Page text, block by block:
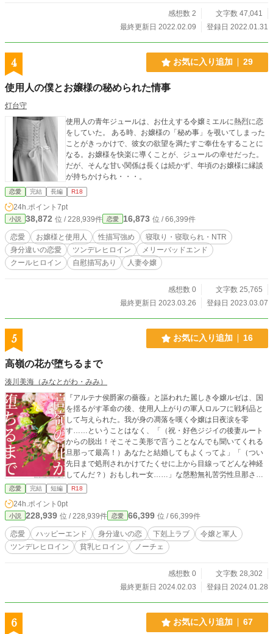
感想数 2
文字数 47,041
最終更新日 2022.02.09
登録日 2022.01.31
4 お気に入り追加 29
使用人の僕とお嬢様の秘められた情事
灯台守
使用人の青年ジュールは、お仕えする令嬢ミエルに熱烈に恋
をしていた。 ある時、お嬢様の「秘め事」を覗いてしまった
ことがきっかけで、彼女の欲望を満たすご奉仕をすることに
なる。お嬢様を快楽に導くことが、ジュールの幸せだった。
だが、そんな甘い関係は長くは続かず、年頃のお嬢様に縁談
が持ちかけられ・・・。
恋愛 完結 長編 R18
24h.ポイント 7pt
小説 38,872 位 / 228,939件 恋愛 16,873 位 / 66,399件
恋愛 お嬢様と使用人 性描写強め
寝取り・寝取られ・NTR
身分違いの恋愛
ツンデレヒロイン
メリーバッドエンド
クールヒロイン
自慰描写あり 人妻令嬢
感想数 0
文字数 25,765
最終更新日 2023.03.26
登録日 2023.03.07
5 お気に入り追加 16
高嶺の花が堕ちるまで
湊川美海（みなとがわ・みみ）
『アルテナ侯爵家の薔薇』と謳われた麗しき令嬢ルゼは、国
を揺るがす革命の後、使用人上がりの軍人ロルフに戦利品と
して与えられた。我が身の凋落を嘆く令嬢は日夜涙を零
す……ということはなく、「（祝・好色ジジイの後妻ルート
からの脱出！そこそこ美形で言うことなんでも聞いてくれる
旦那って最高！）あなたと結婚してもよくってよ」「（つい
先日まで処刑されかけてたくせに上から目線ってどんな神経
してんだ？）おもしれー女……」な慇懃無礼苦労性旦那さま×
高飛車雑魚チョロ奥さまの話。
恋愛 完結 短編 R18
24h.ポイント 0pt
小説 228,939 位 / 228,939件 恋愛 66,399 位 / 66,399件
恋愛 ハッピーエンド 身分違いの恋 下剋上ラブ
令嬢と軍人
ツンデレヒロイン
貧乳ヒロイン ノーチェ
感想数 0
文字数 28,302
最終更新日 2024.02.03
登録日 2024.01.28
6 お気に入り追加 67